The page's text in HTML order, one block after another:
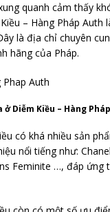
quanh cảm thấy
– Hàng Pháp Auth
là địa chỉ chuyên
hãng của Pháp.
Diễm Kiều – Hàng
có khá nhiều sản
nổi tiếng như:
Feminite …, đáp ứng